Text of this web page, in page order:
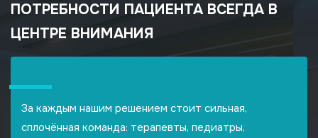
ПОТРЕБНОСТИ ПАЦИЕНТА ВСЕГДА В
ЦЕНТРЕ ВНИМАНИЯ
За каждым нашим решением стоит сильная,
сплочённая команда: терапевты, педиатры,